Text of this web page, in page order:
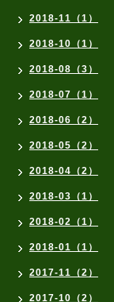
2018-11（1）
2018-10（1）
2018-08（3）
2018-07（1）
2018-06（2）
2018-05（2）
2018-04（2）
2018-03（1）
2018-02（1）
2018-01（1）
2017-11（2）
2017-10（2）